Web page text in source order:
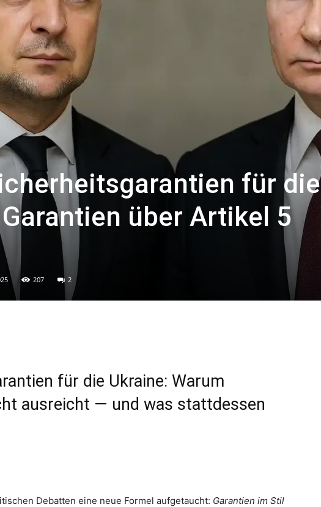
für die
über Artikel 5
207 2
für die Ukraine: Warum
ausreicht — und was stattdessen
Debatten eine neue Formel aufgetaucht: Garantien im Stil